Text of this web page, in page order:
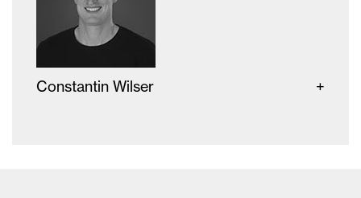
Constantin Wilser